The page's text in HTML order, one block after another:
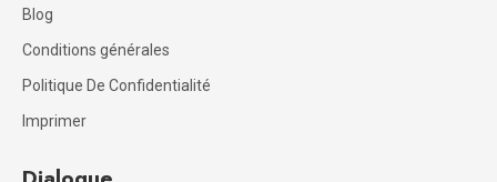
Blog
Conditions générales
Politique De Confidentialité
Imprimer